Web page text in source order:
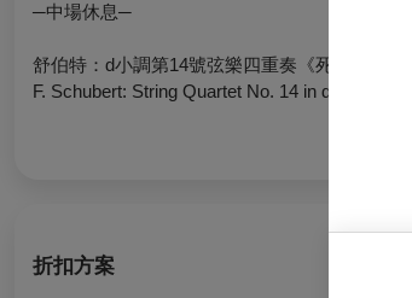
─中場休息─
舒伯特：d小調第14號弦樂四重奏《死與少女》
F. Schubert: String Quartet No. 14 in d minor
折扣方案